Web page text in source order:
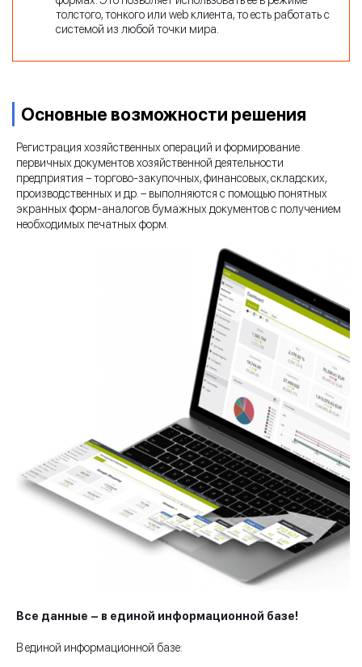
толстого, тонкого или web клиента, то есть работать с
системой из любой точки мира.
Основные возможности решения
Регистрация хозяйственных операций и формирование
первичных документов хозяйственной деятельности
предприятия – торгово-закупочных, финансовых, складских,
производственных и др. – выполняются с помощью понятных
экранных форм-аналогов бумажных документов с получением
необходимых печатных форм.
Все данные – в единой информационной базе!
В единой информационной базе: